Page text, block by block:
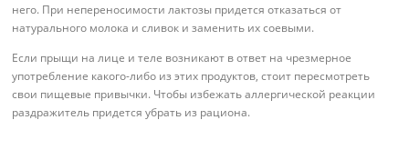
него. При непереносимости лактозы придется отказаться от
натурального молока и сливок и заменить их соевыми.
Если прыщи на лице и теле возникают в ответ на чрезмерное
употребление какого-либо из этих продуктов, стоит пересмотреть
свои пищевые привычки. Чтобы избежать аллергической реакции
раздражитель придется убрать из рациона.